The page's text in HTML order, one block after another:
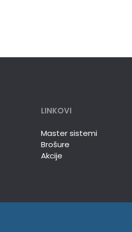
LINKOVI
Master sistemi
Brošure
Akcije